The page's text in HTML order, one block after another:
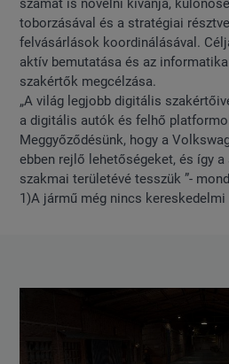
számát is növelni kívánja,
toborzásával és a stratégiai
felvásárlások koordinálásával.
aktív bemutatása és az
szakértők megcélzása.
„A világ legjobb digitális
a digitális autók és felhő
Meggyőződésünk, hogy a
ebben rejlő lehetőségeket, és így
szakmai területévé tesszük ”-
1)A jármű még nincs